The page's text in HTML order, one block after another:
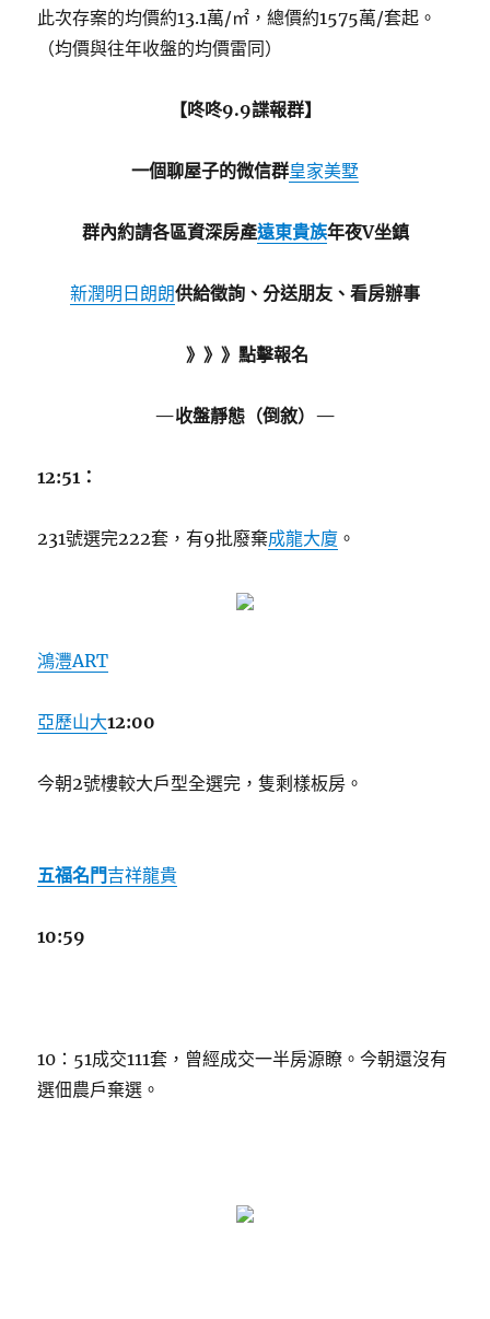
此次存案的均價約13.1萬/㎡，總價約1575萬/套起。
（均價與往年收盤的均價雷同）
【咚咚9.9諜報群】
一個聊屋子的微信群皇家美墅
群內約請各區資深房產遠東貴族年夜V坐鎮
新潤明日朗朗供給徵詢、分送朋友、看房辦事
》》》點擊報名
—收盤靜態（倒敘）—
12:51：
231號選完222套，有9批廢棄成龍大廈 。
鴻灃ART
亞歷山大12:00
今朝2號樓較大戶型全選完，隻剩樣板房。
五福名門吉祥龍貴
10:59
10：51成交111套，曾經成交一半房源瞭。今朝還沒有
選佃農戶棄選。